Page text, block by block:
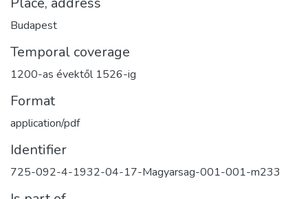
Budapest
Temporal coverage
1200-as évektől 1526-ig
Format
application/pdf
Identifier
725-092-4-1932-04-17-Magyarsag-001-001-m233